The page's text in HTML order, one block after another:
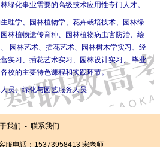
绿化事业需要的高级技术应用性专门人才。
理学、园林植物学、花卉栽培技术、园林绿
林植物遗传育种、园林植物病虫害防治、绘
园林艺术、插花艺术、园林树木学实习、经
实习、插花艺术实习、园林设计实习、 毕业
校的主要特色课程和实践环节。
员、绿化与园艺服务人员
我们 - 联系我们
服电话：15373958413 宋老师